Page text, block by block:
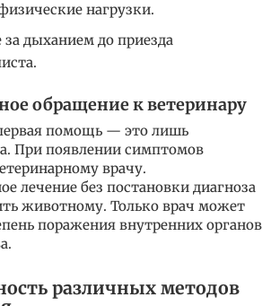
нагрузки.
за дыханием до приезда
обращение к ветеринару
помощь — это лишь
При появлении симптомов
врачу.
лечение без постановки диагноза
животному. Только врач может
поражения внутренних органов
различных методов